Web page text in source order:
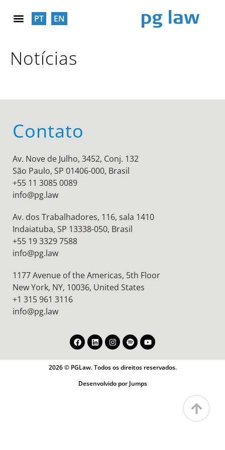
PT EN
Notícias
Contato
Av. Nove de Julho, 3452, Conj. 132
São Paulo, SP 01406-000, Brasil
+55 11 3085 0089
info@pg.law
Av. dos Trabalhadores, 116, sala 1410
Indaiatuba, SP 13338-050, Brasil
+55 19 3329 7588
info@pg.law
1177 Avenue of the Americas, 5th Floor
New York, NY, 10036, United States
+1 315 961 3116
info@pg.law
2026 © PGLaw. Todos os direitos reservados.
Desenvolvido por Jumps